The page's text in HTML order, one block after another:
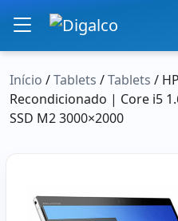
Navegação
Início /Tablets /Tablets /
Recondicionado | Core i5
SSD M2 3000×2000